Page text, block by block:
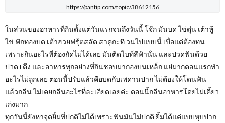
https://pantip.com/topic/38612156
ในส่วนของอาหารที่กินตั้งแต่วันแรกจนถึงวันนี้ โจ๊ก มันบด ไข่ตุ๋น เต้าหู้
ไข่ ฟักทองบด เต้าฮวยฟรุ้ตสลัด สาคูกะทิ วนไปแบบนี้ เบื่อแต่ต้องทน
เพราะกินอะไรที่ต้องกัดไม่ได้เลย มันติดไบท์สีฟ้านั่น และปวดฟันด้วย
ปวด+ตึง และอาหารทุกอย่างที่กินชอบมากองบนเหล็ก แย่มากตอนแรกทำ
อะไรไม่ถูกเลย ตอนนี้ปรับแล้วคือบดกับเพดานปาก ไม่ต้องให้โดนฟัน
แล้วกลืน ไม่เคยกลืนอะไรที่ละเอียดเลยค่ะ ตอนนี้กลืนอาหารโดยไม่เคี้ยว
เก่งมาก
ทุกวันนี้ยังหาจุดยิ้มที่ปกติไม่ได้เพราะฟันมันไม่ปกติ ยิ้มได้แค่แบบหุบปาก